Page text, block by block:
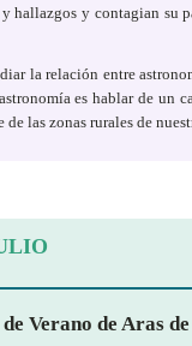
hallazgos y contagian su
la relación entre
es hablar de un
las zonas rurales de
Verano de Aras